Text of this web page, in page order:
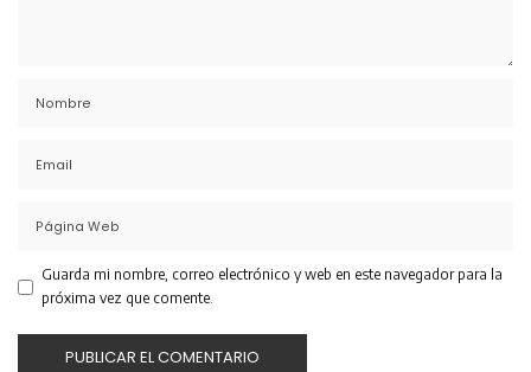
Guarda mi nombre, correo electrónico y web en este navegador para la
próxima vez que comente.